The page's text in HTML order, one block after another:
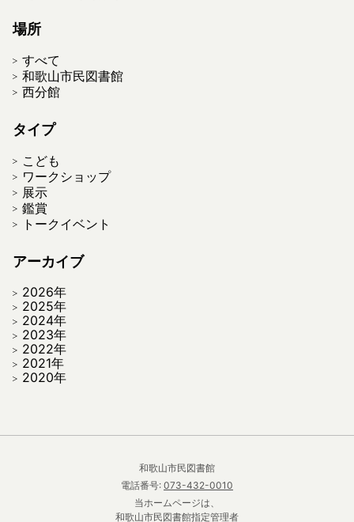
場所
すべて
和歌山市民図書館
西分館
タイプ
こども
ワークショップ
展示
鑑賞
トークイベント
アーカイブ
2026年
2025年
2024年
2023年
2022年
2021年
2020年
和歌山市民図書館
電話番号: 073-432-0010
当ホームページは、
和歌山市民図書館指定管理者